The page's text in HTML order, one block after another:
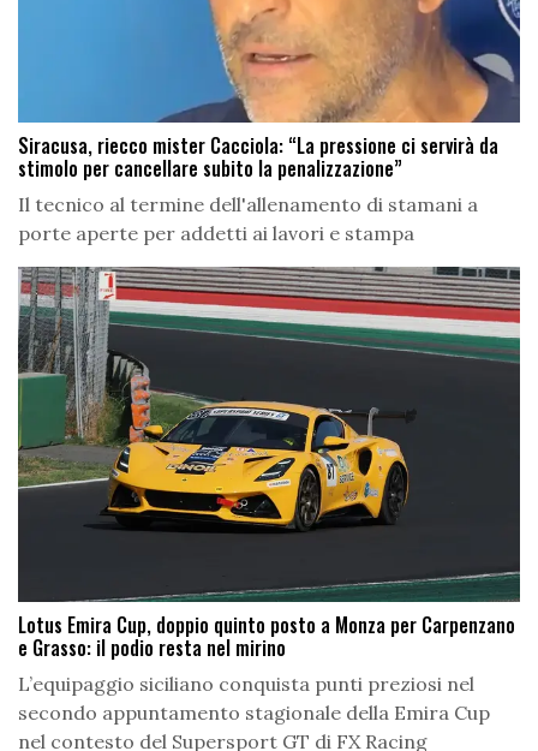
Siracusa, riecco mister Cacciola: “La pressione ci servirà da
stimolo per cancellare subito la penalizzazione”
Il tecnico al termine dell'allenamento di stamani a
porte aperte per addetti ai lavori e stampa
Lotus Emira Cup, doppio quinto posto a Monza per Carpenzano
e Grasso: il podio resta nel mirino
L’equipaggio siciliano conquista punti preziosi nel
secondo appuntamento stagionale della Emira Cup
nel contesto del Supersport GT di FX Racing